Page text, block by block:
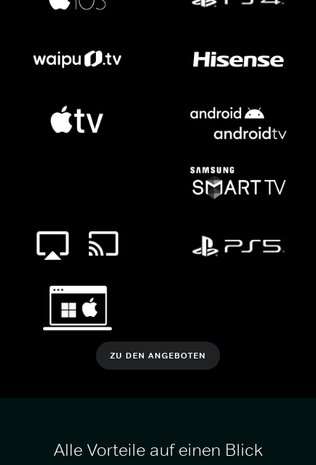
ZU DEN ANGEBOTEN
Alle Vorteile auf einen Blick